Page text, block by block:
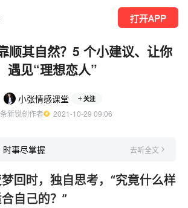
打开APP
顺其自然？5 个小建议、让你
遇见“理想恋人”
小张情感课堂 关注
新锐创作者
  2021-10-29 09:06
事尽掌握 去听全文
回时，独自思考，“究竟什么样
自己的？”